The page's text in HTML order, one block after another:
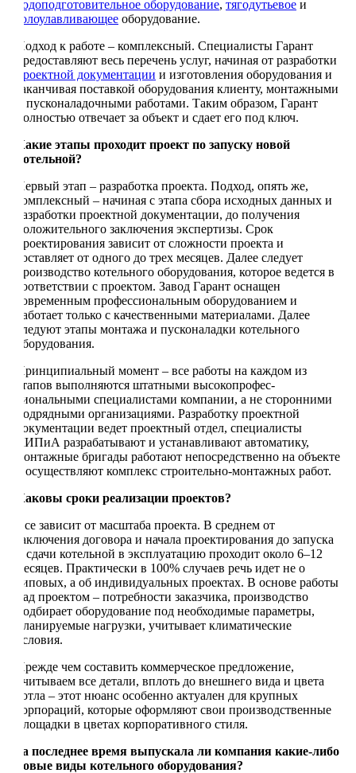
водоподготовительное оборудование, тягодутьевое и
золоулавливающее оборудование.
Подход к работе – комплексный. Специалисты Гарант
предоставляют весь перечень услуг, начиная от разработки
проектной документации и изготовления оборудования и
заканчивая поставкой оборудования клиенту, монтажными
и пусконаладочными работами. Таким образом, Гарант
полностью отвечает за объект и сдает его под ключ.
Какие этапы проходит проект по запуску новой
котельной?
Первый этап – разработка проекта. Подход, опять же,
комплексный – начиная с этапа сбора исходных данных и
разработки проектной документации, до получения
положительного заключения экспертизы. Срок
проектирования зависит от сложности проекта и
составляет от одного до трех месяцев. Далее следует
производство котельного оборудования, которое ведется в
соответствии с проектом. Завод Гарант оснащен
современным профессиональным оборудованием и
работает только с качественными материалами. Далее
следуют этапы монтажа и пусконаладки котельного
оборудования.
Принципиальный момент – все работы на каждом из
этапов выполняются штатными высокопрофес­
сиональными специалистами компании, а не сторонними
подрядными организациями. Разработку проектной
документации ведет проектный отдел, специалисты
КИПиА разрабатывают и устанавливают автоматику,
монтажные бригады работают непосредственно на объекте
– осуществляют комплекс строительно-монтажных работ.
Каковы сроки реализации проектов?
Все зависит от масштаба проекта. В среднем от
заключения договора и начала проектирования до запуска
и сдачи котельной в эксплуатацию проходит около 6–12
месяцев. Практически в 100% случаев речь идет не о
типовых, а об индивидуальных проектах. В основе работы
над проектом – потребности заказчика, производство
подбирает оборудование под необходимые параметры,
планируемые нагрузки, учитывает климатические
условия.
Прежде чем составить коммерческое предложение,
учитываем все детали, вплоть до внешнего вида и цвета
котла – этот нюанс особенно актуален для крупных
корпораций, которые оформляют свои производственные
площадки в цветах корпоративного стиля.
За последнее время выпускала ли компания какие-либо
новые виды котельного оборудования?